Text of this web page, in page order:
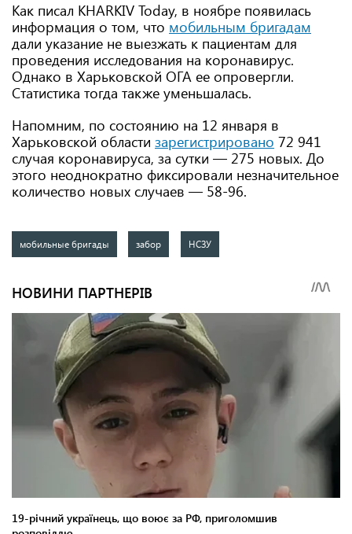
Как писал KHARKIV Today, в ноябре появилась
информация о том, что мобильным бригадам
дали указание не выезжать к пациентам для
проведения исследования на коронавирус.
Однако в Харьковской ОГА ее опровергли.
Статистика тогда также уменьшалась.
Напомним, по состоянию на 12 января в
Харьковской области зарегистрировано 72 941
случая коронавируса, за сутки — 275 новых. До
этого неоднократно фиксировали незначительное
количество новых случаев — 58-96.
мобильные бригады забор НСЗУ